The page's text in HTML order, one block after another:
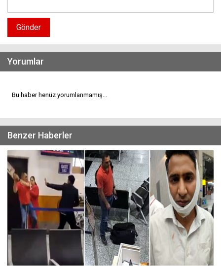
Gönder
Yorumlar
Bu haber henüz yorumlanmamış...
Benzer Haberler